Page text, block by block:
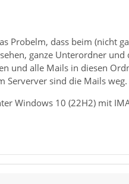
Probelm, dass beim (nicht
ganze Unterordner
und alle Mails in diesen
Serverver sind die Mails weg.
Windows 10 (22H2) mit